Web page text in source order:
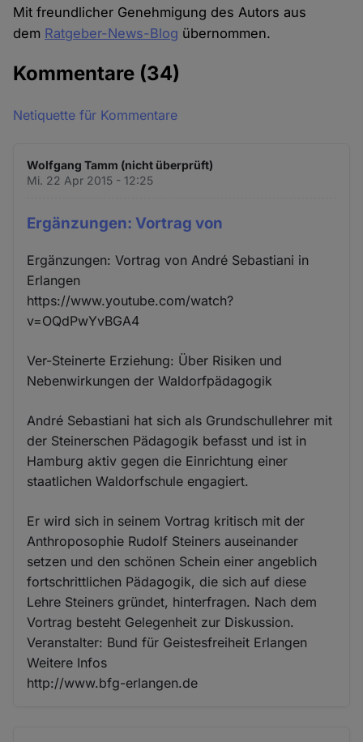
Mit freundlicher Genehmigung des Autors aus
dem Ratgeber-News-Blog übernommen.
Kommentare (34)
Netiquette für Kommentare
Wolfgang Tamm (nicht überprüft)
Mi. 22 Apr 2015 - 12:25
Ergänzungen: Vortrag von
Ergänzungen: Vortrag von André Sebastiani in
Erlangen
https://www.youtube.com/watch?
v=OQdPwYvBGA4
Ver-Steinerte Erziehung: Über Risiken und
Nebenwirkungen der Waldorfpädagogik
André Sebastiani hat sich als Grundschullehrer mit
der Steinerschen Pädagogik befasst und ist in
Hamburg aktiv gegen die Einrichtung einer
staatlichen Waldorfschule engagiert.
Er wird sich in seinem Vortrag kritisch mit der
Anthroposophie Rudolf Steiners auseinander
setzen und den schönen Schein einer angeblich
fortschrittlichen Pädagogik, die sich auf diese
Lehre Steiners gründet, hinterfragen. Nach dem
Vortrag besteht Gelegenheit zur Diskussion.
Veranstalter: Bund für Geistesfreiheit Erlangen
Weitere Infos
http://www.bfg-erlangen.de